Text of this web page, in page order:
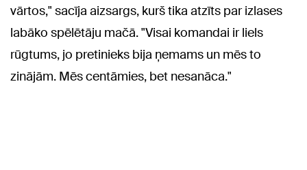
vārtos," sacīja aizsargs, kurš tika atzīts par izlases
labāko spēlētāju mačā. "Visai komandai ir liels
rūgtums, jo pretinieks bija ņemams un mēs to
zinājām. Mēs centāmies, bet nesanāca."